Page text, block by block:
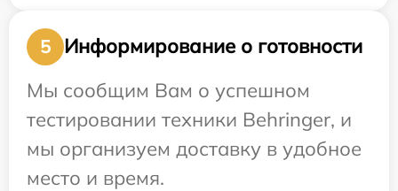
5
Информирование о готовности
Мы сообщим Вам о успешном
тестировании техники Behringer, и
мы организуем доставку в удобное
место и время.